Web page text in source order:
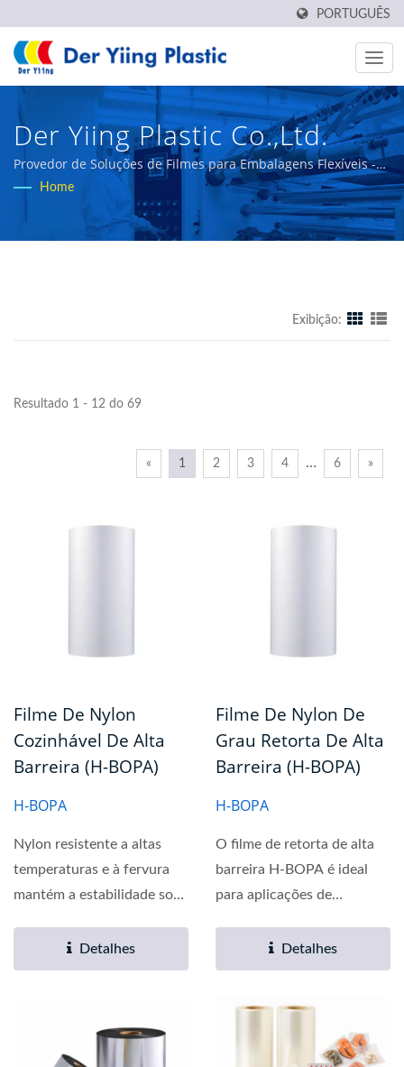
PORTUGUÊS
Der Yiing Plastic Co.,Ltd.
Provedor de Soluções de Filmes para Embalagens Flexíveis -
Der Yiing Plastic
Home
Exibição:
Resultado 1 - 12 do 69
« 1 2 3 4 … 6 »
Filme De Nylon
Cozinhável De Alta
Barreira (H-BOPA)
H-BOPA
Nylon resistente a altas
temperaturas e à fervura
mantém a estabilidade sob
Detalhes
Filme De Nylon De
Grau Retorta De Alta
Barreira (H-BOPA)
H-BOPA
O filme de retorta de alta
barreira H-BOPA é ideal
para aplicações de
Detalhes